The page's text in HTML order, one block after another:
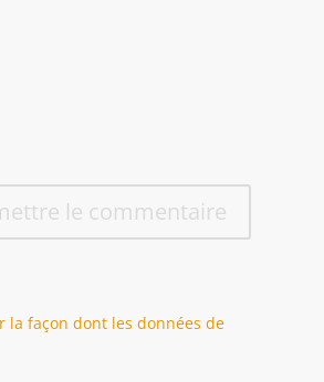
le commentaire
la façon dont les données de